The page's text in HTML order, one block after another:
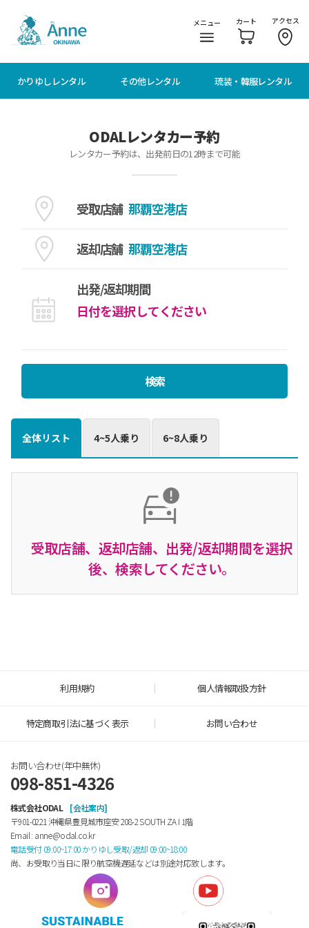
メニュー カート アクセス
かりゆしレンタル その他レンタル 琉装・韓服レンタル
ODALレンタカー予約
レンタカー予約は、出発前日の12時まで可能
受取店舗
返却店舗
出発/返却期間
検索
全体リスト 4~5人乗り 6~8人乗り
受取店舗、返却店舗、出発/返却期間を選択
後、検索してください。
利用規約 個人情報取扱方針
特定商取引法に基づく表示 お問い合わせ
お問い合わせ(年中無休)
098-851-4326
株式会社ODAL
[会社案内]
〒901-0221 沖縄県豊見城市座安 208-2 SOUTH ZA Ⅰ 1階
Email : anne@odal.co.kr
電話受付 09:00~17:00 かりゆし受取/返却 09:00~18:00
尚、お受取り当日に限り航空機遅延などは別途対応致します。